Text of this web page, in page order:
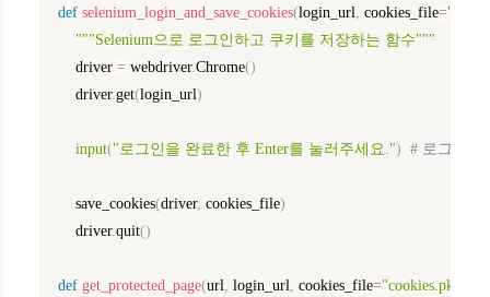
def selenium_login_and_save_cookies(login_url cookies_file=
"""Selenium으로 로그인하고 쿠키를 저장하는 함수"""
    driver
= webdriver.Chrome()
    driver
.get(login_url)
input("로그인을 완료한 후 Enter를 눌러주세요.") # 로그인
    save_cookies
(driver, cookies_file)
    driver
.quit()
def get_protected_page(url login_url cookies_file="cookies.pkl"